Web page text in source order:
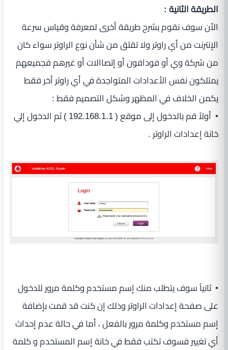
الطريقة الثانية :
الأن سوف نقوم بشرح طريقة أخرى لمعرفة وقياس سرعة
الإنترنت من أي راوتر ولا تقلق من شأن نوع الراوتر سواء كان
من شركة وي أو فودافون أو إتصاالات أو غيرهم فجميعهم
يمتلكون نفس الأعدادات المتواجدة في أي راوتر أخر فقط
يكمن الخلاف في المظهر وشكل التصميم فقط :
• أولاً قم بالدخول إلى موقع ( 192.168.1.1 ) ثم الدخول إلي
خانة إعدادات الراوتر .
• ثانياً سوف يتطلب منك إسم مستخدم وكلمة مرور للدخول
على صفحة إعدادات الراوتر وذلك إن كنت قد قمت بإضافة
إسم مستخدم وكلمة مرور بالفعل ، أما في حالة عدم إحداث
أي تغيير فسوف تكتب فقط في خانة إسم المستخدم و كلمة